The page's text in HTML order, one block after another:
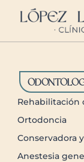
https://
Rehabilitación
Ortodoncia
Conservadora
Anestesia